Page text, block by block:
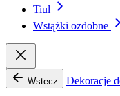
Tiul
Wstążki ozdobne
Wstecz Dekoracje